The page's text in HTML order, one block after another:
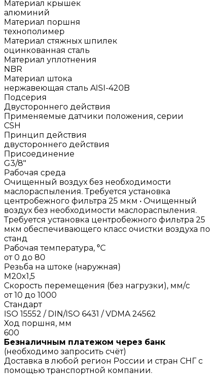
Материал крышек
алюминий
Материал поршня
технополимер
Материал стяжных шпилек
оцинкованная сталь
Материал уплотнения
NBR
Материал штока
нержавеющая сталь AISI-420B
Подсерия
Двустороннего действия
Применяемые датчики положения, серии
CSH
Принцип действия
двустороннего действия
Присоединение
G3/8"
Рабочая среда
Очищенный воздух без необходимости
маслораспыления. Требуется установка
центробежного фильтра 25 мкм • Очищенный
воздух без необходимости маслораспыления.
Требуется установка центробежного фильтра 25
мкм обеспечивающего класс очистки воздуха по
станд
Рабочая температура, °C
от 0 до 80
Резьба на штоке (наружная)
M20x1,5
Скорость перемещения (без нагрузки), мм/с
от 10 до 1000
Стандарт
ISO 15552 / DIN/ISO 6431 / VDMA 24562
Ход поршня, мм
600
Безналичным платежом через банк
(необходимо запросить счёт)
Доставка в любой регион России и стран СНГ с
помощью транспортной компании.